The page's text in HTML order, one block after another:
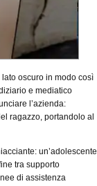
oscuro in modo così
e mediatico
l’azienda:
ragazzo, portandolo al
un’adolescente
tra supporto
di assistenza